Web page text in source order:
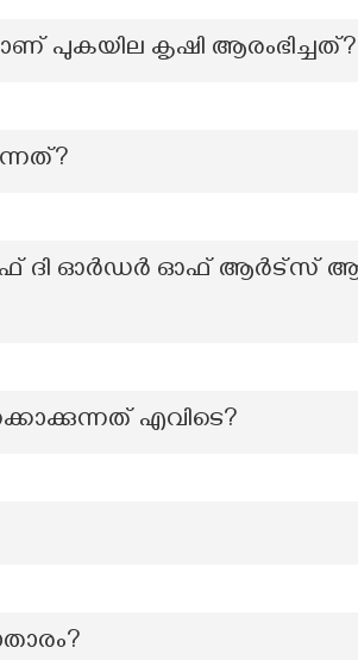
പുകയില കൃഷി ആരംഭിച്ചത്?
ദി ഓർഡർ ഓഫ് ആർട്സ്
എവിടെ?